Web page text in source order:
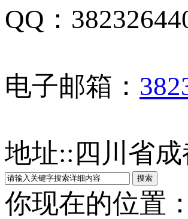
QQ：
电子邮箱：
地址:: 四川省
你现在的位置：